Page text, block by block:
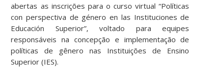
abertas as inscrições para o curso virtual “Políticas
con perspectiva de género en las Instituciones de
Educación Superior”, voltado para equipes
responsáveis na concepção e implementação de
políticas de gênero nas Instituições de Ensino
Superior (IES).